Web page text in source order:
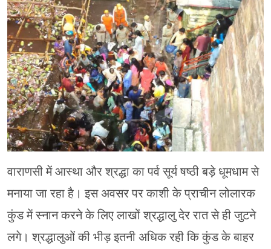
वाराणसी में आस्था और श्रद्धा का पर्व सूर्य षष्ठी बड़े धूमधाम से
मनाया जा रहा है। इस अवसर पर काशी के प्राचीन लोलारक
कुंड में स्नान करने के लिए लाखों श्रद्धालु देर रात से ही जुटने
लगे। श्रद्धालुओं की भीड़ इतनी अधिक रही कि कुंड के बाहर
मुरादाबाद
गोरखपुर
प्रयागराज
रामपुर